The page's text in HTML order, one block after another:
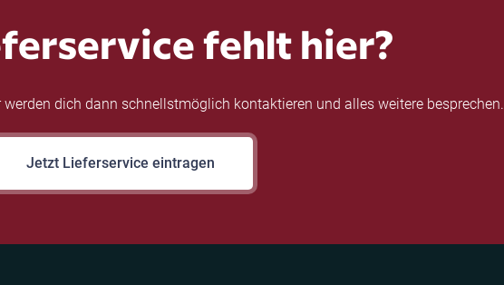
fehlt hier?
dich dann schnellstmöglich kontaktieren und alles weitere besprechen.
Jetzt Lieferservice eintragen